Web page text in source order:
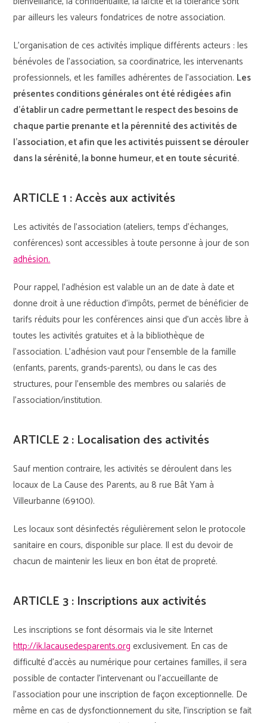
par ailleurs les valeurs fondatrices de notre association.
L’organisation de ces activités implique différents acteurs : les
bénévoles de l’association, sa coordinatrice, les intervenants
professionnels, et les familles adhérentes de l’association. Les
présentes conditions générales ont été rédigées afin
d’établir un cadre permettant le respect des besoins de
chaque partie prenante et la pérennité des activités de
l’association, et afin que les activités puissent se dérouler
dans la sérénité, la bonne humeur, et en toute sécurité.
ARTICLE 1 : Accès aux activités
Les activités de l’association (ateliers, temps d’échanges,
conférences) sont accessibles à toute personne à jour de son
adhésion.
Pour rappel, l’adhésion est valable un an de date à date et
donne droit à une réduction d’impôts, permet de bénéficier de
tarifs réduits pour les conférences ainsi que d’un accès libre à
toutes les activités gratuites et à la bibliothèque de
l’association. L’adhésion vaut pour l’ensemble de la famille
(enfants, parents, grands-parents), ou dans le cas des
structures, pour l’ensemble des membres ou salariés de
l’association/institution.
ARTICLE 2 : Localisation des activités
Sauf mention contraire, les activités se déroulent dans les
locaux de La Cause des Parents, au 8 rue Bât Yam à
Villeurbanne (69100).
Les locaux sont désinfectés régulièrement selon le protocole
sanitaire en cours, disponible sur place. Il est du devoir de
chacun de maintenir les lieux en bon état de propreté.
ARTICLE 3 : Inscriptions aux activités
Les inscriptions se font désormais via le site Internet
http://ik.lacausedesparents.org exclusivement. En cas de
difficulté d’accès au numérique pour certaines familles, il sera
possible de contacter l’intervenant ou l’accueillante de
l’association pour une inscription de façon exceptionnelle. De
même en cas de dysfonctionnement du site, l’inscription se fait